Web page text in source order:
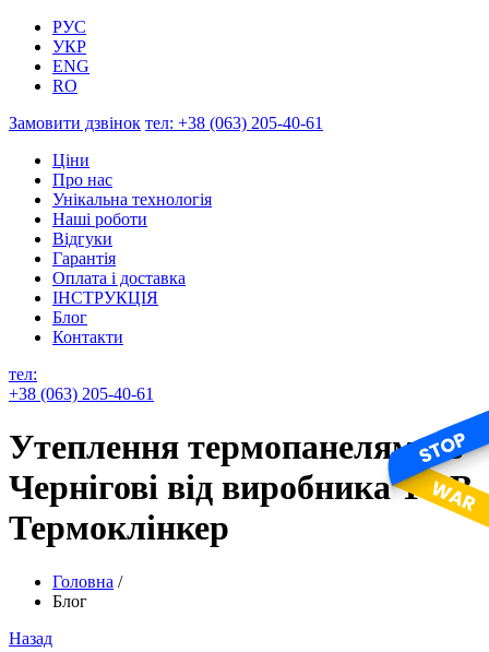
РУС
УКР
ENG
RO
Замовити дзвінок тел: +38 (063) 205-40-61
Ціни
Про нас
Унікальна технологія
Наші роботи
Відгуки
Гарантія
Оплата і доставка
ІНСТРУКЦІЯ
Блог
Контакти
тел:
+38 (063) 205-40-61
Утеплення термопанелями в
Чернігові від виробника ТОВ
Термоклінкер
Головна /
Блог
Назад